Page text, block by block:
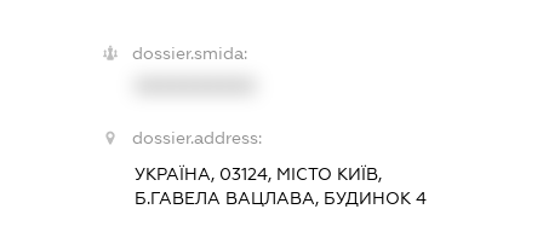
dossier.smida:
dossier.address:
УКРАЇНА, 03124, МІСТО КИЇВ,
Б.ГАВЕЛА ВАЦЛАВА, БУДИНОК 4